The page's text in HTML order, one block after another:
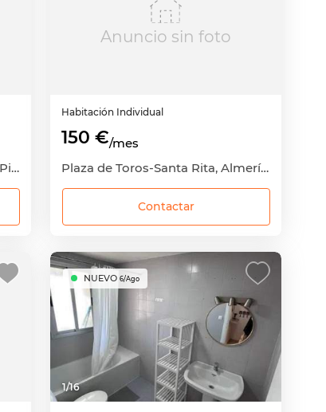
Los Ángeles-Cruz de Caravaca-Piedras Redondas, Almería Capital, Almería
Anuncio sin foto
Habitación Individual
150 €/mes
Plaza de Toros-Santa Rita, Almería Capital, Almería
Contactar
1/16
NUEVO 6/Ago